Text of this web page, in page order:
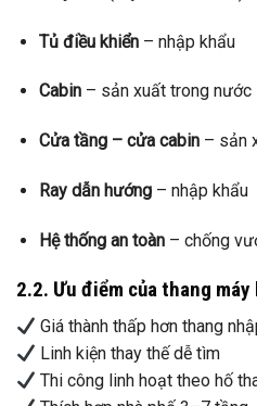
Tủ điều khiển– nhập khẩu
Cabin– sản xuất trong nước
Cửa tầng – cửa cabin– sản
Ray dẫn hướng– nhập khẩu
Hệ thống an toàn– chống
2.2. Ưu điểm của thang
Giá thành thấp hơn thang
Linh kiện thay thế dễ tìm
Thi công linh hoạt theo hố